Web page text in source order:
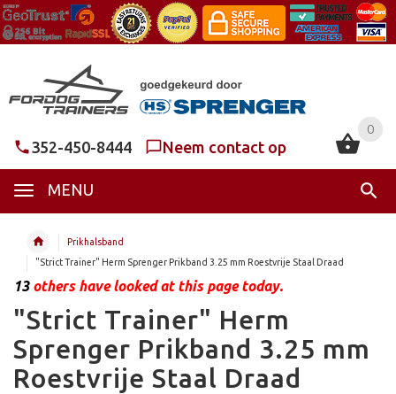
0
352-450-8444 Neem contact op
MENU
0
Prikhalsband
"Strict Trainer" Herm Sprenger Prikband 3.25 mm Roestvrije Staal Draad
13others have looked at this page today.
"Strict Trainer" Herm
Sprenger Prikband 3.25 mm
Roestvrije Staal Draad